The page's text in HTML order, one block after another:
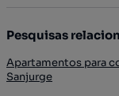
Pesquisas
Apartamentos para
Sanjurge